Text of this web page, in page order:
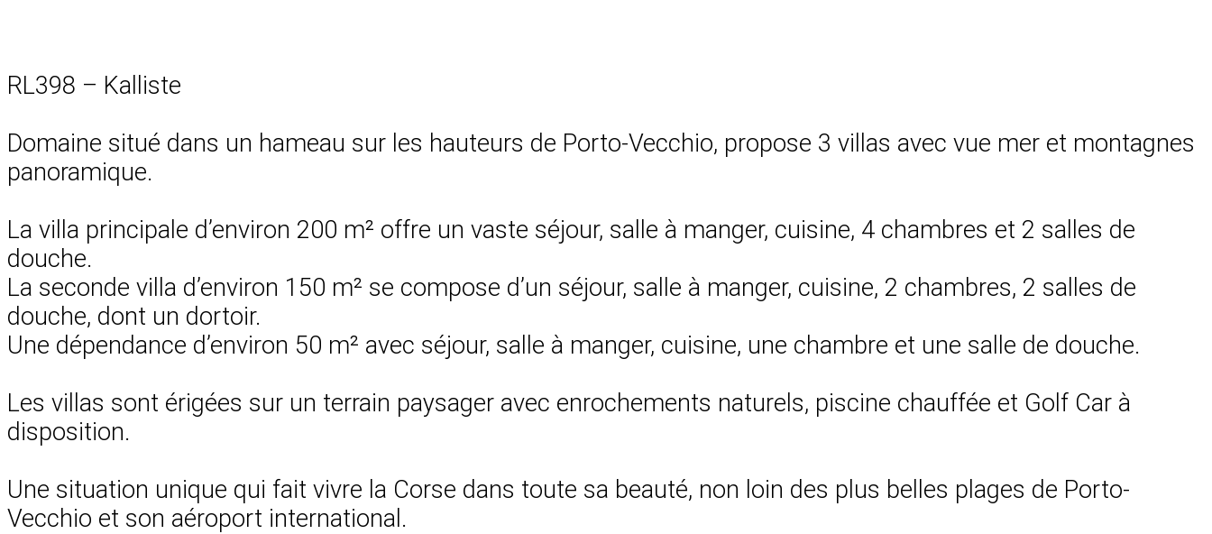
RL398 – Kalliste
Domaine situé dans un hameau sur les hauteurs de Porto-Vecchio, propose 3 villas avec vue mer et montagnes
panoramique.
La villa principale d’environ 200 m² offre un vaste séjour, salle à manger, cuisine, 4 chambres et 2 salles de
douche.
La seconde villa d’environ 150 m² se compose d’un séjour, salle à manger, cuisine, 2 chambres, 2 salles de
douche, dont un dortoir.
Une dépendance d’environ 50 m² avec séjour, salle à manger, cuisine, une chambre et une salle de douche.
Les villas sont érigées sur un terrain paysager avec enrochements naturels, piscine chauffée et Golf Car à
disposition.
Une situation unique qui fait vivre la Corse dans toute sa beauté, non loin des plus belles plages de Porto-
Vecchio et son aéroport international.